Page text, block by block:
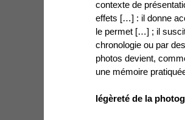
contexte de
effets […] : il donne
le permet […] ; il
chronologie ou par
photos devient,
une mémoire
légèreté de la